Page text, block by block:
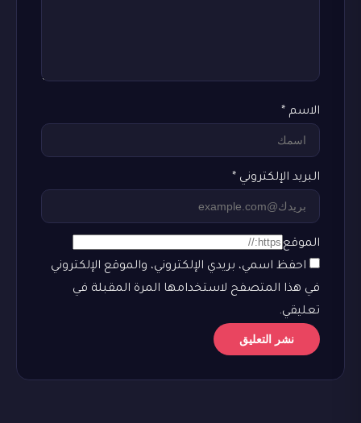
الاسم *
البريد الإلكتروني *
الموقع
احفظ اسمي، بريدي الإلكتروني، والموقع الإلكتروني
في هذا المتصفح لاستخدامها المرة المقبلة في
تعليقي.